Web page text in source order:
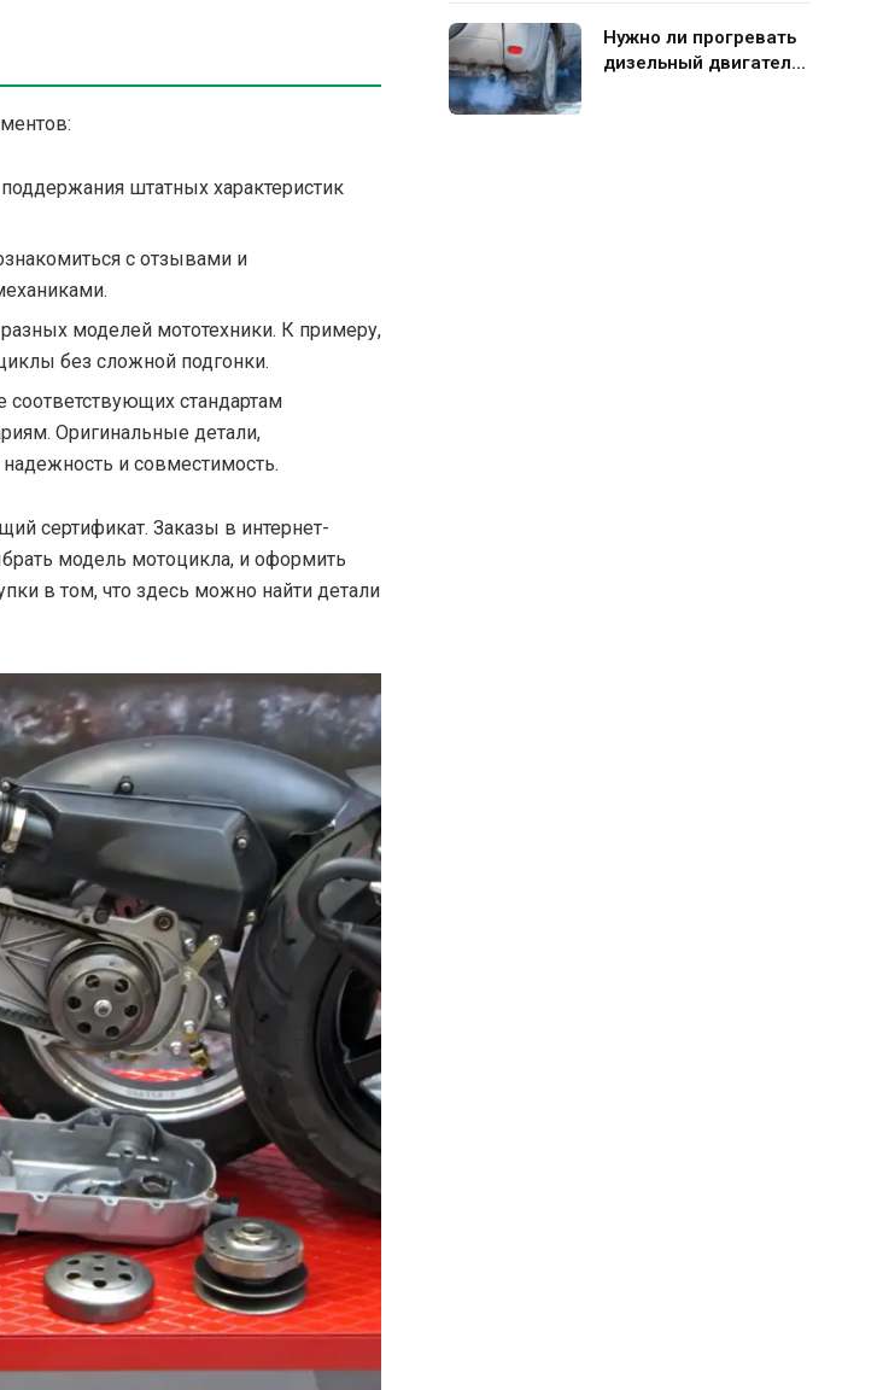
штатных характеристик
с отзывами и
моделей мототехники. К примеру,
без сложной подгонки.
соответствующих стандартам
Оригинальные детали,
и совместимость.
сертификат. Заказы в интернет-
модель мотоцикла, и оформить
в том, что здесь можно найти детали
Нужно ли прогревать
дизельный двигатель